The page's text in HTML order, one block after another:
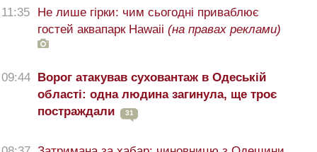
11:35
Не лише гірки: чим сьогодні приваблює
гостей аквапарк Hawaii (на правах реклами)
09:44
Ворог атакував суховантаж в Одеській
області: одна людина загинула, ще троє
постраждали
31